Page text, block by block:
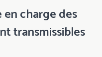
en charge des
transmissibles